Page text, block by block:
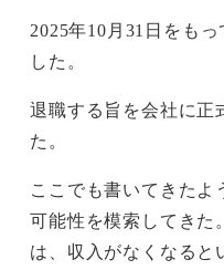
2025年10月31日をも
した。
退職する旨を会社に正
た。
ここでも書いてきたよ
可能性を模索してきた
は、収入がなくなると